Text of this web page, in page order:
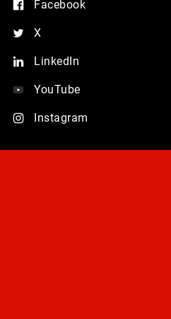
Facebook
X
LinkedIn
YouTube
Instagram